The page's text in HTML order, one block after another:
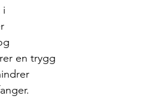
i
en trygg